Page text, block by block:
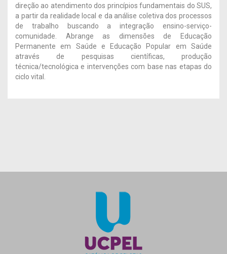
direção ao atendimento dos princípios fundamentais do SUS,
a partir da realidade local e da análise coletiva dos processos
de trabalho buscando a integração ensino-serviço-
comunidade. Abrange as dimensões de Educação
Permanente em Saúde e Educação Popular em Saúde
através de pesquisas científicas, produção
técnica/tecnológica e intervenções com base nas etapas do
ciclo vital.